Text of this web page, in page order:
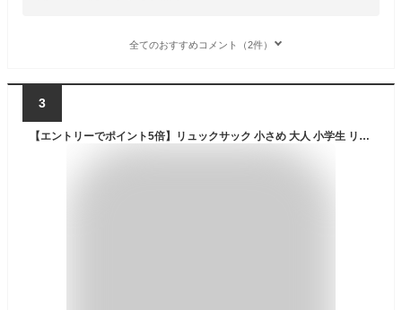
全てのおすすめコメント（2件）
3
【エントリーでポイント5倍】リュックサック 小さめ 大人 小学生 リュック 通学 レディース メンズ キッズ 男女兼用 アウトドア シンプル 軽量 プチプラ 通勤 バイク 旅行 防災用 デイバッグ デイパック マザーズバッグ A4 かばん 22L 送料無料 9102 バックパック